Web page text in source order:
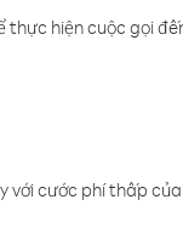
hiện cuộc gọi
với cước phí thấp